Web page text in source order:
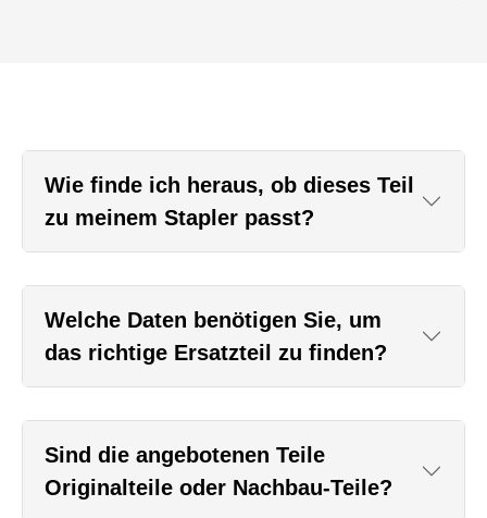
Wie finde ich heraus, ob dieses Teil
zu meinem Stapler passt?
Welche Daten benötigen Sie, um
das richtige Ersatzteil zu finden?
Sind die angebotenen Teile
Originalteile oder Nachbau-Teile?